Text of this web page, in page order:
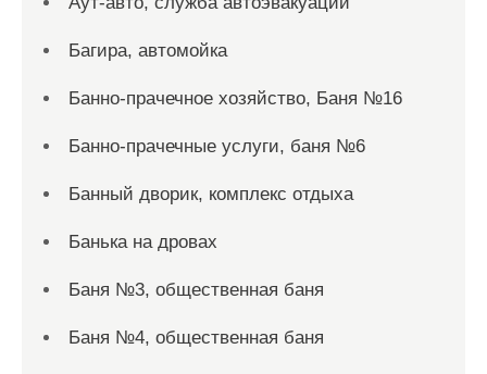
Багира, автомойка
Банно-прачечное хозяйство, Баня №16
Банно-прачечные услуги, баня №6
Банный дворик, комплекс отдыха
Банька на дровах
Баня №3, общественная баня
Баня №4, общественная баня